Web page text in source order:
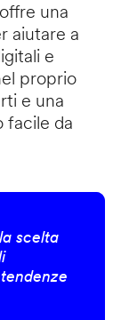
una
aiutare a
e
proprio
e una
facile da
scelta